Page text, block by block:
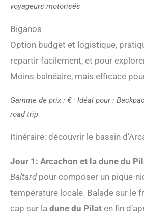
voyageurs motorisés
Biganos
Option budget et logistique,
repartir facilement, et pour
Moins balnéaire, mais efficace
Gamme de prix : € · Idéal pour :
road trip
Itinéraire: découvrir le bassin
Jour 1: Arcachon et la dune du
Baltardpour composer un pique-
température locale. Balade sur le
cap sur la dune du Pilat en fin